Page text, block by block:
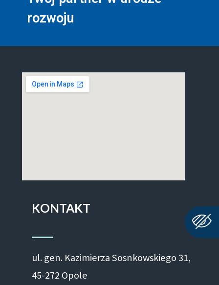
rozwoju
KONTAKT
ul. gen. Kazimierza Sosnkowskiego 31,
45-272 Opole